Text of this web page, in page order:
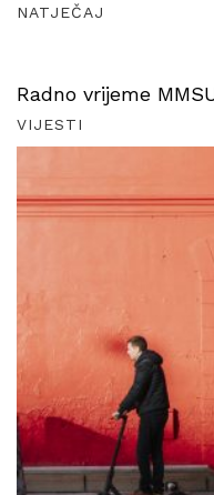
NATJEČAJ
Radno vrijeme
VIJESTI